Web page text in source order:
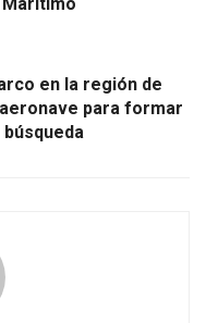
en la región de
para formar